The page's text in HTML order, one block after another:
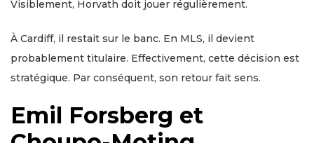
Visiblement, Horvath doit jouer régulièrement.
À Cardiff, il restait sur le banc. En MLS, il devient
probablement titulaire. Effectivement, cette décision est
stratégique. Par conséquent, son retour fait sens.
Emil Forsberg et